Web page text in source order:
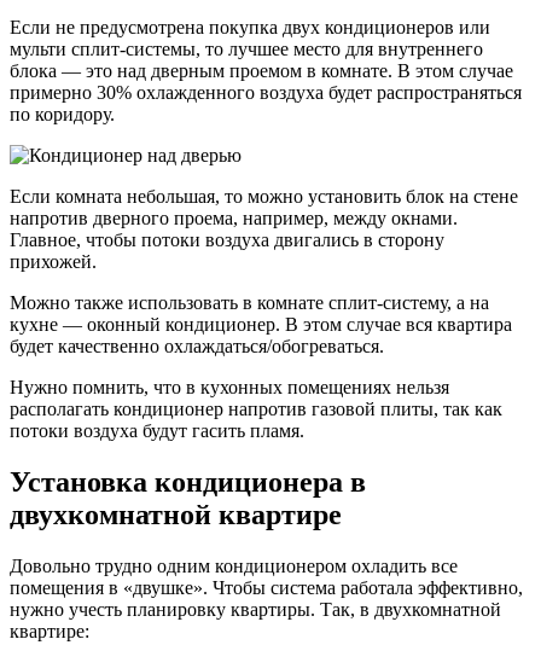
Если не предусмотрена покупка двух кондиционеров или
мульти сплит-системы, то лучшее место для внутреннего
блока — это над дверным проемом в комнате. В этом случае
примерно 30% охлажденного воздуха будет распространяться
по коридору.
Если комната небольшая, то можно установить блок на стене
напротив дверного проема, например, между окнами.
Главное, чтобы потоки воздуха двигались в сторону
прихожей.
Можно также использовать в комнате сплит-систему, а на
кухне — оконный кондиционер. В этом случае вся квартира
будет качественно охлаждаться/обогреваться.
Нужно помнить, что в кухонных помещениях нельзя
располагать кондиционер напротив газовой плиты, так как
потоки воздуха будут гасить пламя.
Установка кондиционера в
двухкомнатной квартире
Довольно трудно одним кондиционером охладить все
помещения в «двушке». Чтобы система работала эффективно,
нужно учесть планировку квартиры. Так, в двухкомнатной
квартире: